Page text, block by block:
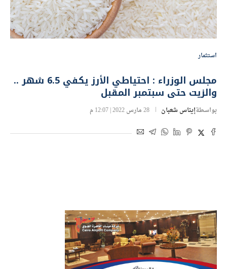
استثمار
مجلس الوزراء : احتياطي الأرز يكفي 6.5 شهر ..
والزيت حتى سبتمبر المقبل
بواسطةإيناس شعبان 28 مارس 2022 | 12:07 م